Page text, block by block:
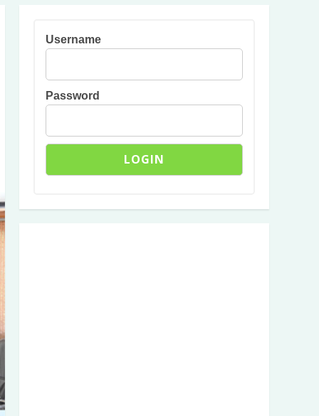
Username
Password